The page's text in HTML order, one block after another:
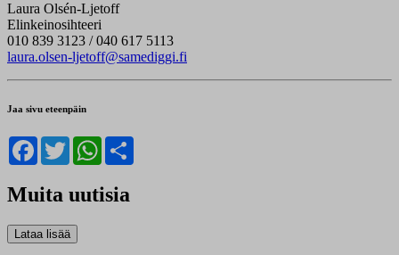
Laura Olsén-Ljetoff
Elinkeinosihteeri
010 839 3123 / 040 617 5113
laura.olsen-ljetoff@samediggi.fi
Jaa sivu eteenpäin
Facebook
TwitterWhatsApp
Muita uutisia